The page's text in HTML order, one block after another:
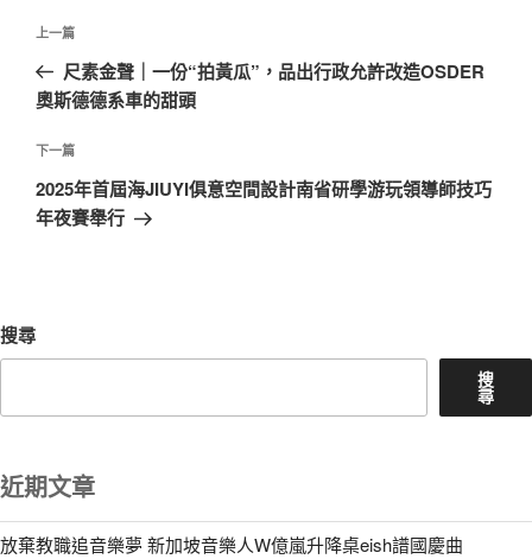
文
導
覽
上
一
篇
章
上一篇
尺素金聲｜一份“拍黃瓜”，品出行政允許改造OSDER
奧斯德德系車的甜頭
下
一
篇
下一篇
2025年首屆海JIUYI俱意空間設計南省研學游玩領導師技巧
年夜賽舉行
搜尋
搜
尋
近期文章
放棄教職追音樂夢 新加坡音樂人W億嵐升降桌eish譜國慶曲